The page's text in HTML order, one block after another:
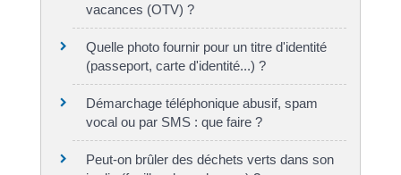
vacances (OTV) ?
Quelle photo fournir pour un titre d'identité
(passeport, carte d'identité...) ?
Démarchage téléphonique abusif, spam
vocal ou par SMS : que faire ?
Peut-on brûler des déchets verts dans son